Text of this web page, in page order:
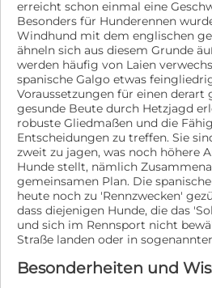
erreicht schon einmal eine
Besonders für Hunderennen
Windhund mit dem englischen
ähneln sich aus diesem Grunde
werden häufig von Laien
spanische Galgo etwas
Voraussetzungen für einen derart
gesunde Beute durch Hetzjagd
robuste Gliedmaßen und die
Entscheidungen zu treffen. Sie
zweit zu jagen, was noch höhere
Hunde stellt, nämlich
gemeinsamen Plan. Die
heute noch zu 'Rennzwecken'
dass diejenigen Hunde, die das
und sich im Rennsport nicht
Straße landen oder in
Besonderheiten und